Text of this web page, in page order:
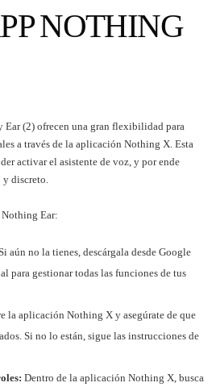
NOTHING
Ear (2) ofrecen una gran flexibilidad para
a través de la aplicación Nothing X. Esta
activar el asistente de voz, y por ende
discreto.
Nothing Ear:
aún no la tienes, descárgala desde Google
para gestionar todas las funciones de tus
la aplicación Nothing X y asegúrate de que
Si no lo están, sigue las instrucciones de
Dentro de la aplicación Nothing X, busca